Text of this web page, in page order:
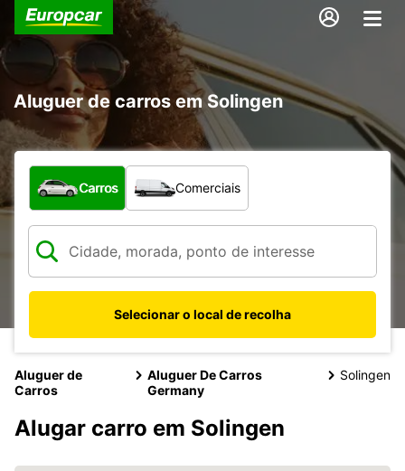
Aluguer de carros em Solingen
Que tipo de veículo pretende?
Carros Comerciais
Selecionar o local de recolha
Aluguer de
Carros
Aluguer De Carros
Germany
Solingen
Alugar carro em Solingen